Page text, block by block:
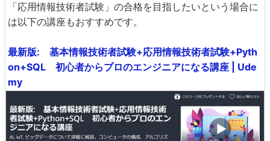
「応用情報技術者試験」の合格を目指したいという場合に
は以下の講座もおすすめです。
最新版: 基本情報技術者試験+応用情報技術者試験+Pyth
on+SQL 初心者からプロのエンジニアになる講座 | Ude
my